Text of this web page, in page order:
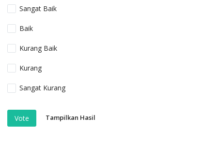
Sangat Baik
Baik
Kurang Baik
Kurang
Sangat Kurang
Vote Tampilkan Hasil